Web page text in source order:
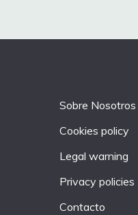
Sobre Nosotros
Cookies policy
Legal warning
Privacy policies
Contacto